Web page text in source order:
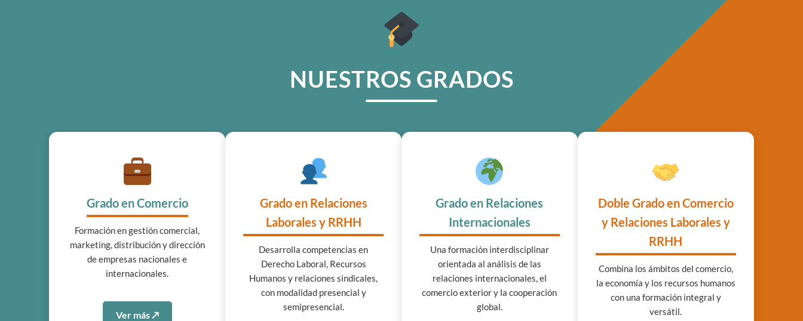
NUESTROS GRADOS
Grado en Comercio
Formación en gestión comercial,
marketing, distribución y dirección
de empresas nacionales e
internacionales.
Ver más ↗
Grado en Relaciones
Laborales y RRHH
Desarrolla competencias en
Derecho Laboral, Recursos
Humanos y relaciones sindicales,
con modalidad presencial y
semipresencial.
Grado en Relaciones
Internacionales
Una formación interdisciplinar
orientada al análisis de las
relaciones internacionales, el
comercio exterior y la cooperación
global.
Doble Grado en Comercio
y Relaciones Laborales y
RRHH
Combina los ámbitos del comercio,
la economía y los recursos humanos
con una formación integral y
versátil.